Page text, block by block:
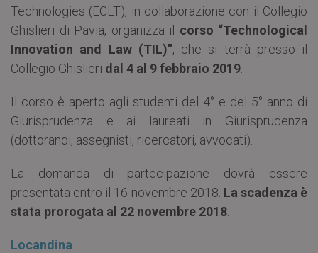
Technologies (ECLT), in collaborazione con il Collegio
Ghislieri di Pavia, organizza il corso “Technological
Innovation and Law (TIL)”, che si terrà presso il
Collegio Ghislieri dal 4 al 9 febbraio 2019
Il corso è aperto agli studenti del 4° e del 5° anno di
Giurisprudenza e ai laureati in Giurisprudenza
(dottorandi, assegnisti, ricercatori, avvocati).
La domanda di partecipazione dovrà essere
presentata entro il 16 novembre 2018. La scadenza è
stata prorogata al 22 novembre 2018
Locandina